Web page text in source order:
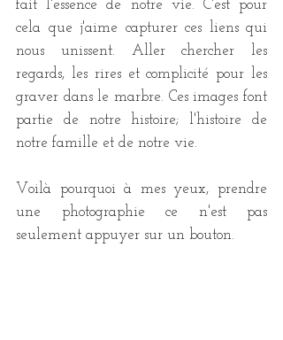
fait l'essence de notre vie. C'est pour
cela que j'aime capturer ces liens qui
nous unissent. Aller chercher les
regards, les rires et complicité pour les
graver dans le marbre. Ces images font
partie de notre histoire; l'histoire de
notre famille et de notre vie.
Voilà pourquoi à mes yeux, prendre
une photographie ce n'est pas
seulement appuyer sur un bouton.